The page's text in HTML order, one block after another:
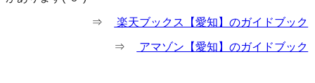
⇒ 楽天ブックス【愛知】のガイドブック
⇒ アマゾン【愛知】のガイドブック